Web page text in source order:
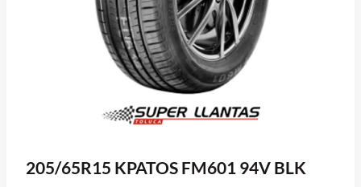
205/65R15 KPATOS FM601 94V BLK